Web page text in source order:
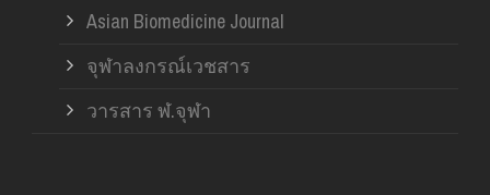
Asian Biomedicine Journal
จุฬาลงกรณ์เวชสาร
วารสาร ฬ.จุฬา